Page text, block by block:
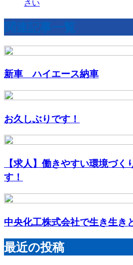
さい
関連記事一覧
新車 ハイエース納車
お久しぶりです！
【求人】働きやすい環境づく
す！
中央化工株式会社で生き生き
最近の投稿